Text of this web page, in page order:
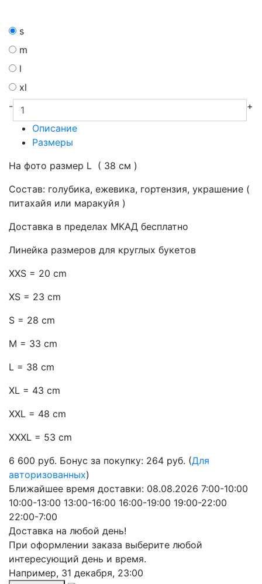
s
m
l
xl
-
+
Описание
Размеры
На фото размер L ( 38 см )
Состав: голубика, ежевика, гортензия, украшение (
питахайя или маракуйя )
Доставка в пределах МКАД бесплатно
Линейка размеров для круглых букетов
XXS = 20 cm
XS = 23 cm
S = 28 cm
M = 33 cm
L = 38 cm
XL = 43 cm
XXL = 48 cm
XXXL = 53 cm
6 600 руб. Бонус за покупку: 264 руб. (Для
авторизованных)
Ближайшее время доставки: 08.08.2026 7:00-10:00
10:00-13:00 13:00-16:00 16:00-19:00 19:00-22:00
22:00-7:00
Доставка на любой день!
При оформлении заказа выберите любой
интересующий день и время.
Например, 31 декабря, 23:00